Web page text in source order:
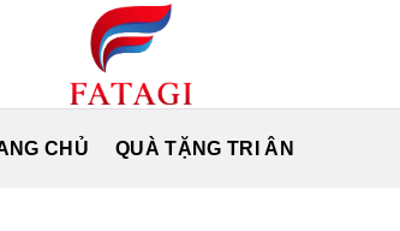
CHỦ QUÀ TẶNG TRI ÂN